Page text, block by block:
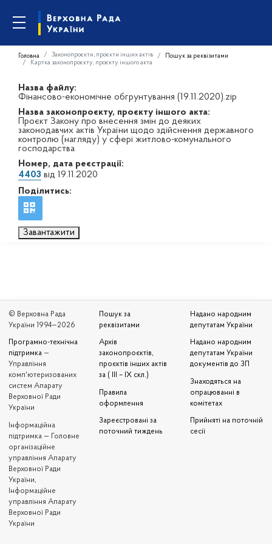
Головна Законопроєкти, проєкти інших актів
Пошук за реквізитами
Картка законопроєкту, проєкту іншого акта
Назва файлу:
Фінансово-економічне обгрунтування (19.11.2020).zip
Назва законопроєкту, проєкту іншого акта:
Проєкт Закону про внесення змін до деяких
законодавчих актів України щодо здійснення державного
контролю (нагляду) у сфері житлово-комунального
господарства
Номер, дата реєстрації:
4403 від 19.11.2020
Поділитись:
Завантажити
© Верховна Рада
України 1994—2026
Програмно-технічна
підтримка —
Управління
комп'ютеризованих
систем Апарату
Верховної Ради
України
Iнформаційна
підтримка — Головне
організаційне
управління Апарату
Верховної Ради
України,
Інформаційне
управління Апарату
Верховної Ради
України
Пошук за
реквізитами
Архів
законопроєктів,
проєктів інших актів
за ( III – IX скл.)
Правила
оформлення
Зареєстровані за
поточний тиждень
Надано народним
депутатам України
Надано народним
депутатам України
документів до ЗП
Знаходяться на
опрацюванні в
комітетах
Прийняті на поточній
сесії